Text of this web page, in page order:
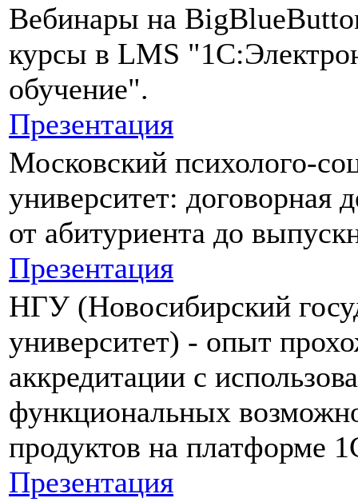
Вебинары на
курсы в LMS
обучение".
Презентация
Московский психолого-
университет: договорная
от абитуриента до
Презентация
НГУ (Новосибирский
университет) - опыт
аккредитации с
функциональных
продуктов на платформе
Презентация